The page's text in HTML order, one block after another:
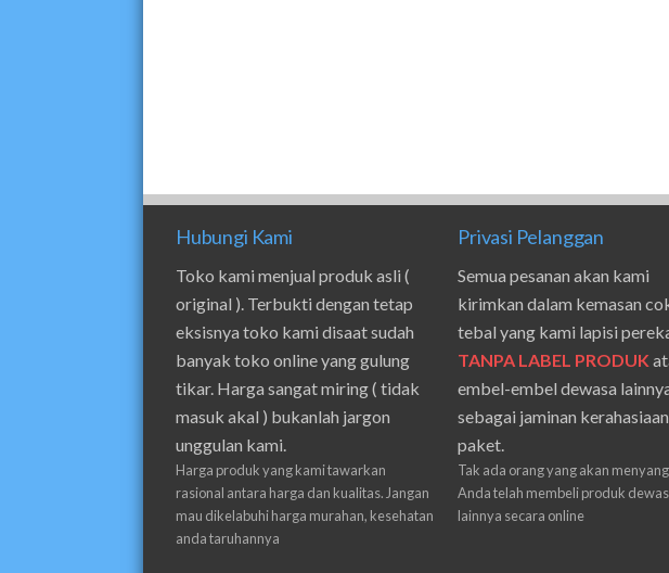
Hubungi Kami
Toko kami menjual produk asli (
original ). Terbukti dengan tetap
eksisnya toko kami disaat sudah
banyak toko online yang gulung
tikar. Harga sangat miring ( tidak
masuk akal ) bukanlah jargon
unggulan kami.
Harga produk yang kami tawarkan
rasional antara harga dan kualitas. Jangan
mau dikelabuhi harga murahan, kesehatan
anda taruhannya
Privasi Pelanggan
Semua pesanan akan kami
kirimkan dalam kemasan
tebal yang kami lapisi
TANPA LABEL PRODUK
embel-embel dewasa
sebagai jaminan
paket.
Tak ada orang yang akan
Anda telah membeli produk
lainnya secara online